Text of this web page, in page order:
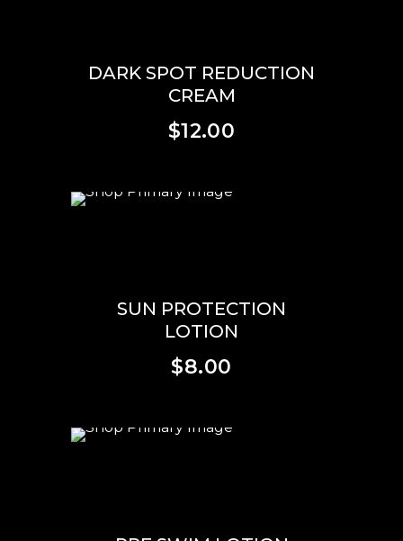
DARK SPOT REDUCTION
CREAM
$12.00
SUN PROTECTION
LOTION
$8.00